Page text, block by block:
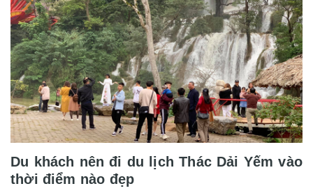
Du khách nên đi du lịch Thác Dải Yếm vào
thời điểm nào đẹp